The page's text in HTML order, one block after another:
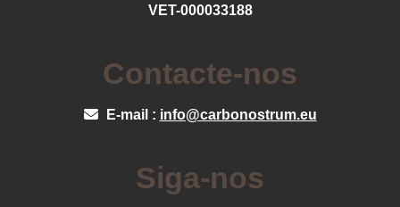
VET-000033188
Contacte-nos
E-mail : info@carbonostrum.eu
Siga-nos